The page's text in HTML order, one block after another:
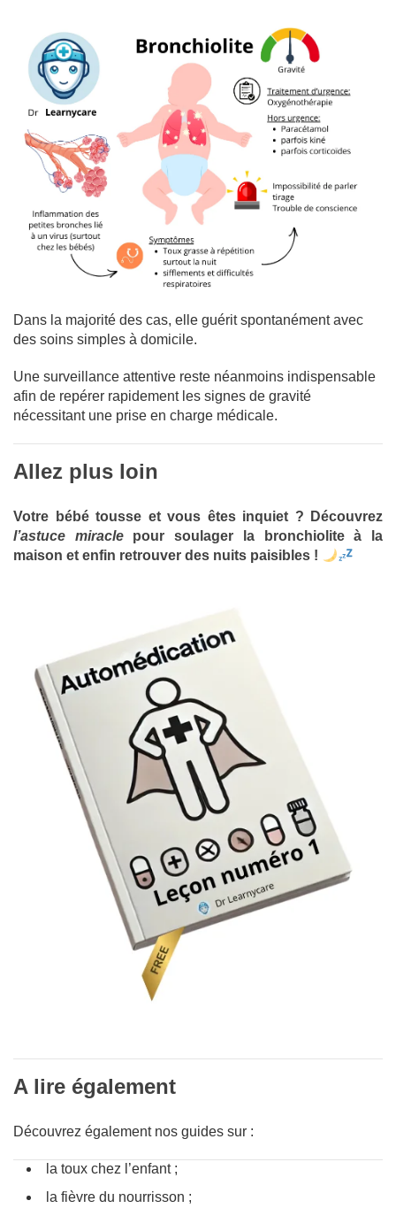
Dans la majorité des cas, elle guérit spontanément avec
des soins simples à domicile.
Une surveillance attentive reste néanmoins indispensable
afin de repérer rapidement les signes de gravité
nécessitant une prise en charge médicale.
Allez plus loin
Votre bébé tousse et vous êtes inquiet ? Découvrez
l’astuce miraclepour soulager la bronchiolite à la
maison et enfin retrouver des nuits paisibles !
A lire également
Découvrez également nos guides sur :
la toux chez l’enfant ;
la fièvre du nourrisson ;